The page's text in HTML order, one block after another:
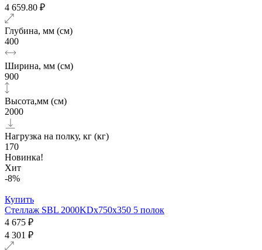
4 659.80 ₽
Глубина, мм (см)
400
Ширина, мм (см)
900
Высота,мм (см)
2000
Нагрузка на полку, кг (кг)
170
Новинка!
Хит
-8%
Купить
Стеллаж SBL 2000KDх750x350 5 полок
4 675 ₽
4 301 ₽